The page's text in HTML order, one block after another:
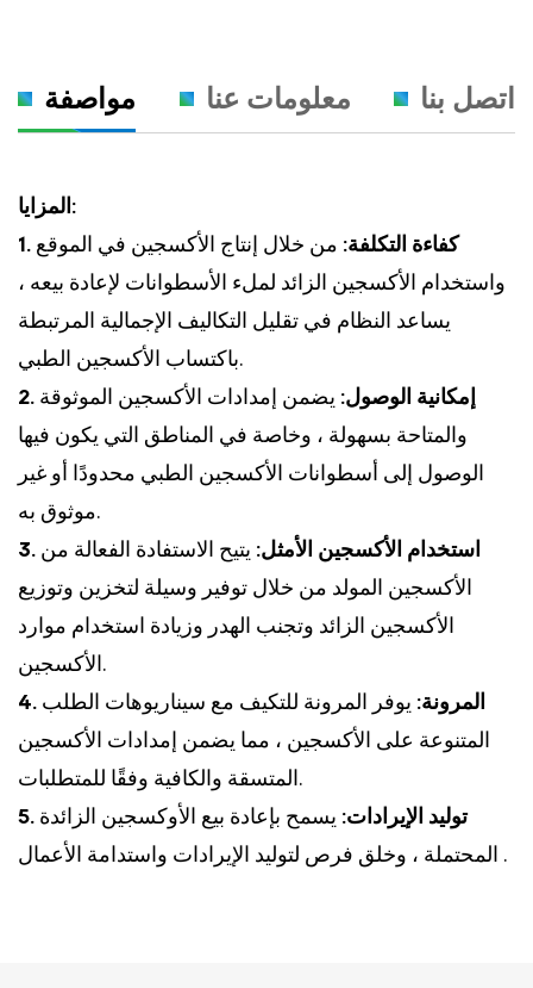
مواصفة معلومات عنا اتصل بنا
المزايا:
1. كفاءة التكلفة: من خلال إنتاج الأكسجين في الموقع
واستخدام الأكسجين الزائد لملء الأسطوانات لإعادة بيعه ،
يساعد النظام في تقليل التكاليف الإجمالية المرتبطة
2. إمكانية الوصول: يضمن إمدادات الأكسجين الموثوقة
والمتاحة بسهولة ، وخاصة في المناطق التي يكون فيها
الوصول إلى أسطوانات الأكسجين الطبي محدودًا أو غير
3. استخدام الأكسجين الأمثل: يتيح الاستفادة الفعالة من
الأكسجين المولد من خلال توفير وسيلة لتخزين وتوزيع
الأكسجين الزائد وتجنب الهدر وزيادة استخدام موارد
4. المرونة: يوفر المرونة للتكيف مع سيناريوهات الطلب
المتنوعة على الأكسجين ، مما يضمن إمدادات الأكسجين
5. توليد الإيرادات: يسمح بإعادة بيع الأوكسجين الزائدة